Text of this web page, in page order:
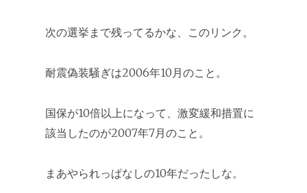
次の選挙まで残ってるかな、このリンク。
耐震偽装騒ぎは2006年10月のこと。
国保が10倍以上になって、激変緩和措置に
該当したのが2007年7月のこと。
まあやられっぱなしの10年だったしな。